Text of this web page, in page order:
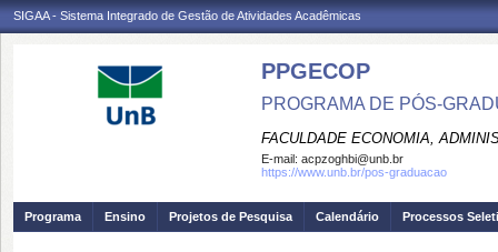
SIGAA - Sistema Integrado de Gestão de Atividades Acadêmicas
PPGECOP
PROGRAMA DE PÓS-
FACULDADE ECONOMIA,
E-mail: acpzoghbi@unb.br
https://www.unb.br/pos-graduacao
Programa Ensino Projetos de Pesquisa Calendário Processos